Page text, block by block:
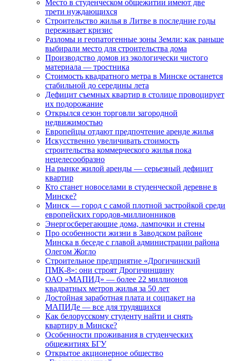
Место в студенческом общежитии имеют две
трети нуждающихся
Строительство жилья в Литве в последние годы
переживает кризис
Разломы и геопатогенные зоны Земли: как раньше
выбирали место для строительства дома
Производство домов из экологически чистого
материала — тростника
Стоимость квадратного метра в Минске останется
стабильной до середины лета
Дефицит съемных квартир в столице провоцирует
их подорожание
Открылся сезон торговли загородной
недвижимостью
Европейцы отдают предпочтение аренде жилья
Искусственно увеличивать стоимость
строительства коммерческого жилья пока
нецелесообразно
На рынке жилой аренды — серьезный дефицит
квартир
Кто станет новоселами в студенческой деревне в
Минске?
Минск — город с самой плотной застройкой среди
европейских городов-миллионников
Энергосберегающие дома, лампочки и стены
Про особенности жизни в Заводском районе
Минска в беседе с главой администрации района
Олегом Жогло
Строительное предприятие «Дрогичинский
ПМК-8»: они строят Дрогичинщину
ОАО «МАПИД» — более 22 миллионов
квадратных метров жилья за 50 лет
Достойная заработная плата и соцпакет на
МАПИДе — все для трудящихся
Как белорусскому студенту найти и снять
квартиру в Минске?
Особенности проживания в студенческих
общежитиях БГУ
Открытое акционерное общество